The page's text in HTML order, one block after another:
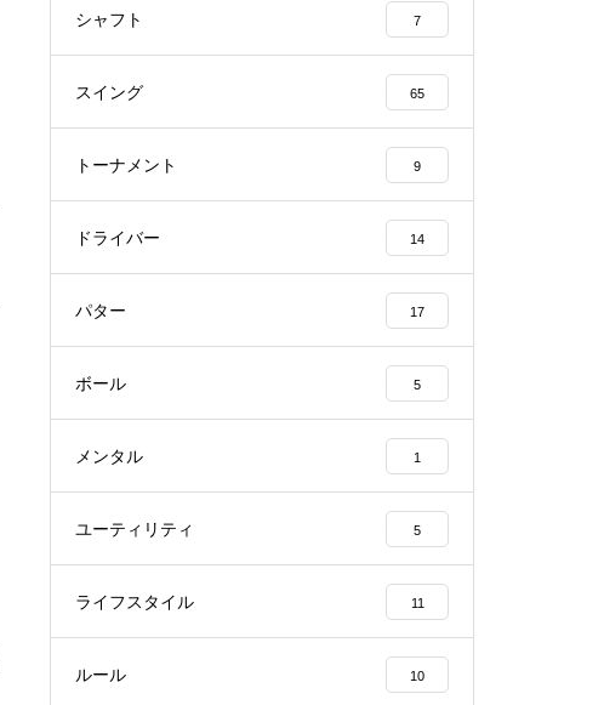
シャフト 7
スイング 65
トーナメント 9
ドライバー 14
パター 17
ボール 5
メンタル 1
ユーティリティ 5
ライフスタイル 11
ルール 10